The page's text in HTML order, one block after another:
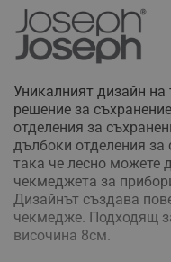
Уникалният дизайн
решение за
отделения за
дълбоки отделения за
така че лесно можете
чекмеджета за
Дизайнът създава
чекмедже. Подходящ
височина 8см.